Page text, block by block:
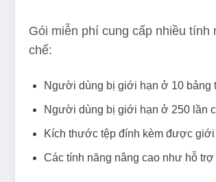
Gói miễn phí cung cấp nhiều
chế:
Người dùng bị giới hạn ở 10 bảng
Người dùng bị giới hạn ở 250 lần
Kích thước tệp đính kèm được
Các tính năng nâng cao như hỗ